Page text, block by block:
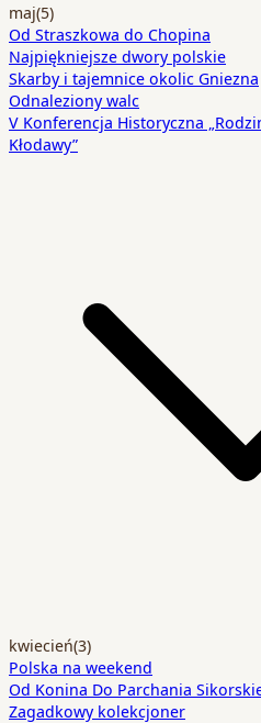
maj(5)
Od Straszkowa do Chopina
Najpiękniejsze dwory polskie
Skarby i tajemnice okolic Gniezna
Odnaleziony walc
V Konferencja Historyczna
Kłodawy”
kwiecień(3)
Polska na weekend
Od Konina Do Parchania
Zagadkowy kolekcjoner